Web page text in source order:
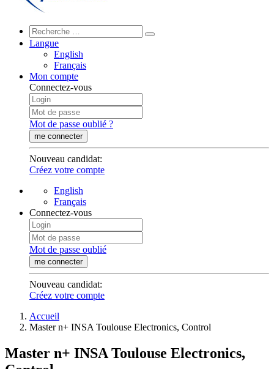
Langue
English
Français
Mon compte
Connectez-vous
Mot de passe oublié ?
me connecter
Nouveau candidat:
Créez votre compte
English
Français
Connectez-vous
Mot de passe oublié
me connecter
Nouveau candidat:
Créez votre compte
Accueil
Master n+ INSA Toulouse Electronics, Control
Master n+ INSA Toulouse Electronics,